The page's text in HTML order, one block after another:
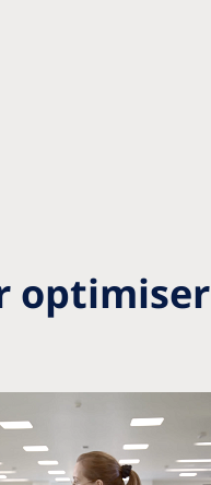
optimiser